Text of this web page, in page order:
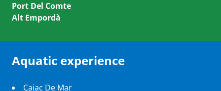
Port Del Comte
Alt Empordà
Aquatic experience
Caiac De Mar